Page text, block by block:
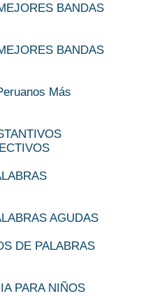
BANDAS
BANDAS
Más
AGUDAS
DE PALABRAS
PARA NIÑOS